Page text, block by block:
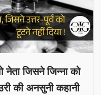
नेता जिसने जिन्ना को
की अनसुनी कहानी